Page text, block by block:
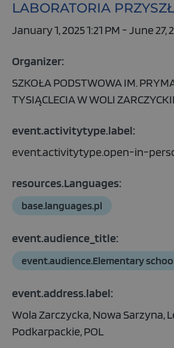
LABORATORIA
January 1, 2025 1:21 PM - June 27,
Organizer:
SZKOŁA PODSTWOWA IM.
TYSIĄCLECIA W WOLI
event.activitytype.label:
event.activitytype.open-in-
resources.Languages:
base.languages.pl
event.audience_title:
event.audience.Elementary
event.address.label:
Wola Zarczycka, Nowa Sarzyna,
Podkarpackie, POL